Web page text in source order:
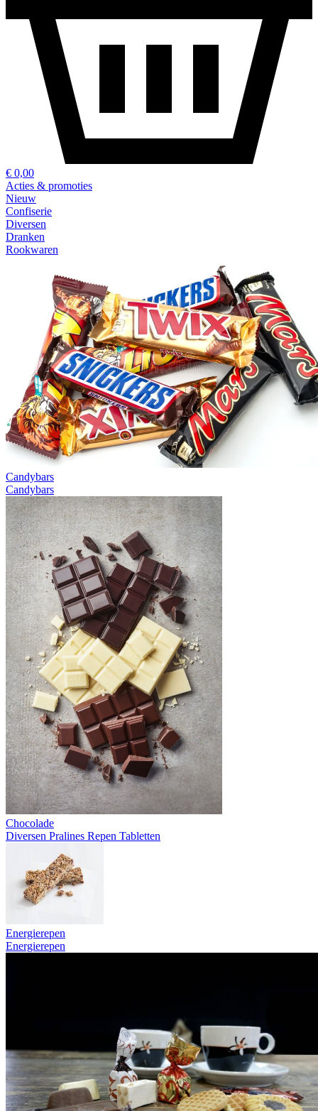
€ 0,00
Acties & promoties
Nieuw
Confiserie
Diversen
Dranken
Rookwaren
Candybars
Candybars
Chocolade
Diversen Pralines Repen Tabletten
Energierepen
Energierepen